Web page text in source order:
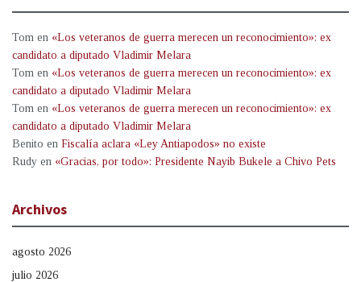
Tom en «Los veteranos de guerra merecen un reconocimiento»: ex
candidato a diputado Vladimir Melara
Tom en «Los veteranos de guerra merecen un reconocimiento»: ex
candidato a diputado Vladimir Melara
Tom en «Los veteranos de guerra merecen un reconocimiento»: ex
candidato a diputado Vladimir Melara
Benito en Fiscalía aclara «Ley Antiapodos» no existe
Rudy en «Gracias, por todo»: Presidente Nayib Bukele a Chivo Pets
Archivos
agosto 2026
julio 2026